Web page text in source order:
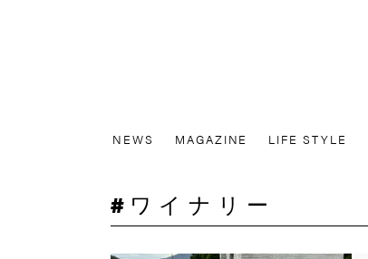
NEWS MAGAZINE LIFE STYLE
ワイナリー